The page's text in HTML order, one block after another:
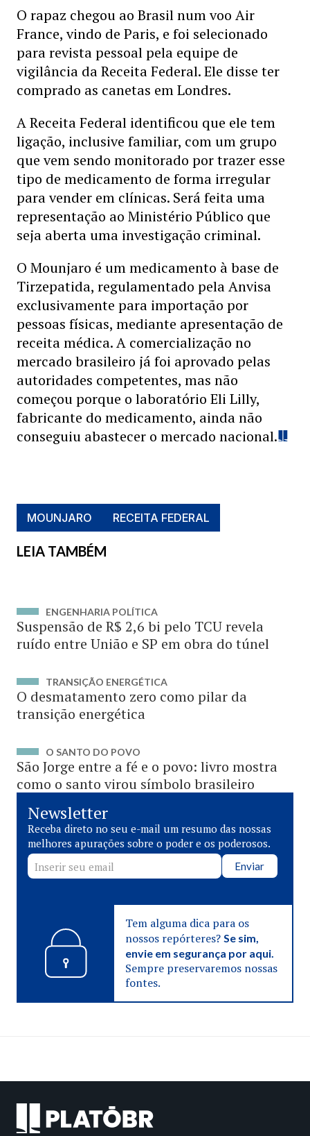
O rapaz chegou ao Brasil num voo Air
France, vindo de Paris, e foi selecionado
para revista pessoal pela equipe de
vigilância da Receita Federal. Ele disse ter
comprado as canetas em Londres.
A Receita Federal identificou que ele tem
ligação, inclusive familiar, com um grupo
que vem sendo monitorado por trazer esse
tipo de medicamento de forma irregular
para vender em clínicas. Será feita uma
representação ao Ministério Público que
seja aberta uma investigação criminal.
O Mounjaro é um medicamento à base de
Tirzepatida, regulamentado pela Anvisa
exclusivamente para importação por
pessoas físicas, mediante apresentação de
receita médica. A comercialização no
mercado brasileiro já foi aprovado pelas
autoridades competentes, mas não
começou porque o laboratório Eli Lilly,
fabricante do medicamento, ainda não
conseguiu abastecer o mercado nacional.
MOUNJARO RECEITA FEDERAL
LEIA TAMBÉM
ENGENHARIA POLÍTICA
Suspensão de R$ 2,6 bi pelo TCU revela
ruído entre União e SP em obra do túnel
TRANSIÇÃO ENERGÉTICA
O desmatamento zero como pilar da
transição energética
O SANTO DO POVO
São Jorge entre a fé e o povo: livro mostra
como o santo virou símbolo brasileiro
Newsletter
Receba direto no seu e-mail um resumo das nossas
melhores apurações sobre o poder e os poderosos.
Enviar
Tem alguma dica para os
nossos repórteres? Se sim,
envie em segurança por aqui.
Sempre preservaremos nossas
fontes.